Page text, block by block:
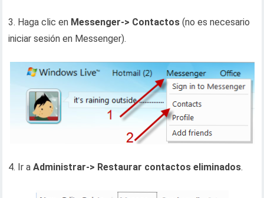
3. Haga clic en Messenger-> Contactos (no es necesario
iniciar sesión en Messenger).
4. Ir aAdministrar-> Restaurar contactos eliminados.